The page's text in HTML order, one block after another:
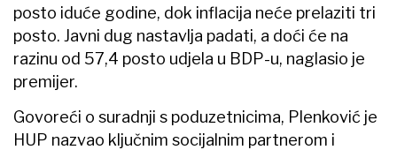
posto iduće godine, dok inflacija neće prelaziti tri
posto. Javni dug nastavlja padati, a doći će na
razinu od 57,4 posto udjela u BDP-u, naglasio je
premijer.
Govoreći o suradnji s poduzetnicima, Plenković je
HUP nazvao ključnim socijalnim partnerom i